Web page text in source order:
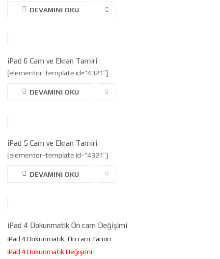
DEVAMINI OKU
iPad 6 Cam ve Ekran Tamiri
[elementor-template id=”4321″]
DEVAMINI OKU
iPad 5 Cam ve Ekran Tamiri
[elementor-template id=”4321″]
DEVAMINI OKU
iPad 4 Dokunmatik Ön cam Değişimi
iPad 4 Dokunmatik, Ön cam Tamiri
iPad 4 Dokunmatik Değişimi